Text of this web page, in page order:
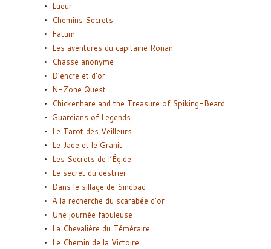
Lueur
Chemins Secrets
Fatum
Les aventures du capitaine Ronan
Chasse anonyme
D’encre et d’or
N-Zone Quest
Chickenhare and the Treasure of Spiking-Beard
Guardians of Legends
Le Tarot des Veilleurs
Le Jade et le Granit
Les Secrets de l’Égide
Le secret du destrier
Dans le sillage de Sindbad
A la recherche du scarabée d’or
Une journée fabuleuse
La Chevalière du Téméraire
Le Chemin de la Victoire